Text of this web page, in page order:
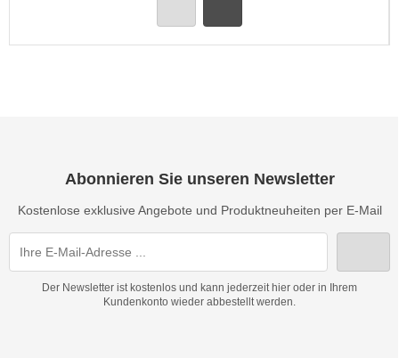
Abonnieren Sie unseren Newsletter
Kostenlose exklusive Angebote und Produktneuheiten per E-Mail
Der Newsletter ist kostenlos und kann jederzeit hier oder in Ihrem
Kundenkonto wieder abbestellt werden.